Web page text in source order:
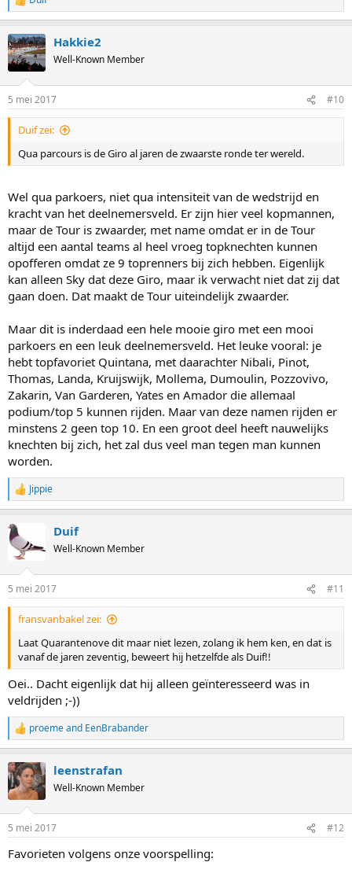
R
e
c
t
i
s
:
Hakkie2
Well-Known Member
5 mei 2017 #10
Duif zei:
Qua parcours is de Giro al jaren de zwaarste ronde ter wereld.
Wel qua parkoers, niet qua intensiteit van de wedstrijd en
kracht van het deelnemersveld. Er zijn hier veel kopmannen,
maar de Tour is zwaarder, met name omdat er in de Tour
altijd een aantal teams al heel vroeg topknechten kunnen
opofferen omdat ze 9 toprenners bij zich hebben. Eigenlijk
kan alleen Sky dat deze Giro, maar ik verwacht niet dat zij dat
gaan doen. Dat maakt de Tour uiteindelijk zwaarder.
Maar dit is inderdaad een hele mooie giro met een mooi
parkoers en een leuk deelnemersveld. Het leuke vooral: je
hebt topfavoriet Quintana, met daarachter Nibali, Pinot,
Thomas, Landa, Kruijswijk, Mollema, Dumoulin, Pozzovivo,
Zakarin, Van Garderen, Yates en Amador die allemaal
podium/top 5 kunnen rijden. Maar van deze namen rijden er
minstens 2 geen top 10. En een groot deel heeft nauwelijks
knechten bij zich, het zal dus veel man tegen man kunnen
worden.
R
e
c
t
i
s
:
Jippie
Duif
Well-Known Member
5 mei 2017 #11
fransvanbakel zei:
Laat Quarantenove dit maar niet lezen, zolang ik hem ken, en dat is
vanaf de jaren zeventig, beweert hij hetzelfde als Duif!!
Oei.. Dacht eigenlijk dat hij alleen geïnteresseerd was in
veldrijden ;-))
R
e
c
t
i
s
proemeand EenBrabander
leenstrafan
Well-Known Member
5 mei 2017 #12
Favorieten volgens onze voorspelling: